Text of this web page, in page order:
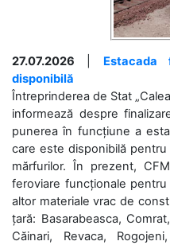
27.07.2026
disponibilă
Întreprinderea de Stat
informează despre
punerea în funcțiune a
care este disponibilă
mărfurilor. În prezent,
feroviare funcționale
altor materiale vrac de
țară: Basarabeasca,
Căinari, Revaca,